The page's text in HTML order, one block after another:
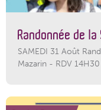
Randonnée de la
SAMEDI 31 Août
Mazarin - RDV